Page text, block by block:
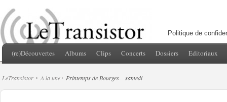
Politique de
(re)Découvertes Albums Clips Concerts Dossiers Editoriaux
LeTransistor A la une Printemps de Bourges – samedi